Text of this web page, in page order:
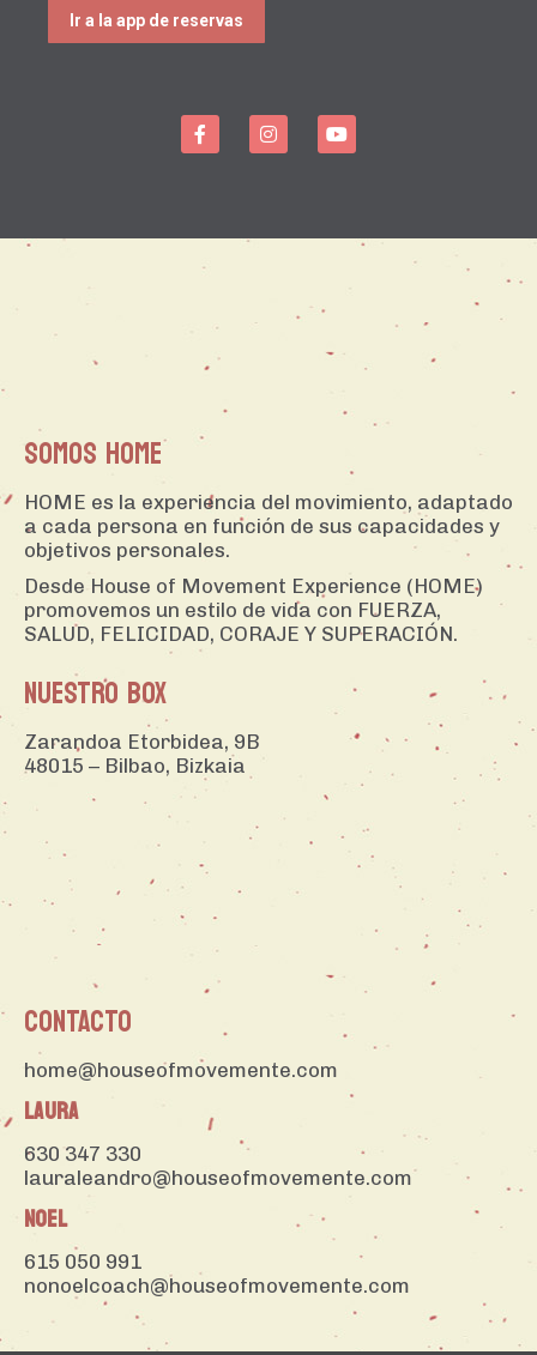
Ir a la app de reservas
SOMOS HOME
HOME es la experiencia del movimiento, adaptado
a cada persona en función de sus capacidades y
objetivos personales.
Desde House of Movement Experience (HOME)
promovemos un estilo de vida con FUERZA,
SALUD, FELICIDAD, CORAJE Y SUPERACIÓN.
NUESTRO BOX
Zarandoa Etorbidea, 9B
48015 – Bilbao, Bizkaia
CONTACTO
home@houseofmovemente.com
LAURA
630 347 330
lauraleandro@houseofmovemente.com
NOEL
615 050 991
nonoelcoach@houseofmovemente.com